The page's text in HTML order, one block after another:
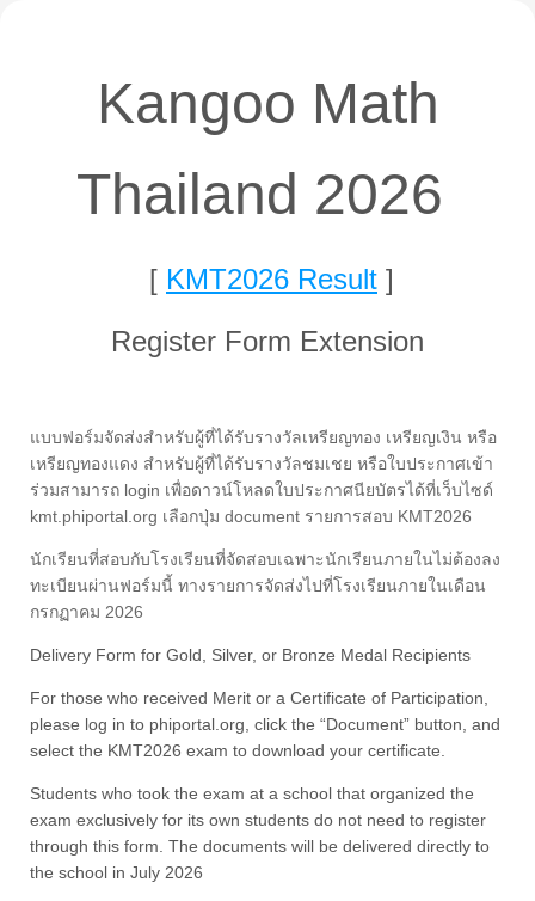
Kangoo Math
Thailand 2026
[ KMT2026 Result ]
Register Form Extension
แบบฟอร์มจัดส่งสำหรับผู้ที่ได้รับรางวัลเหรียญทอง เหรียญเงิน หรือ
เหรียญทองแดง สำหรับผู้ที่ได้รับรางวัลชมเชย หรือใบประกาศเข้า
ร่วมสามารถ login เพื่อดาวน์โหลดใบประกาศนียบัตรได้ที่เว็บไซด์
kmt.phiportal.org เลือกปุ่ม document รายการสอบ KMT2026
นักเรียนที่สอบกับโรงเรียนที่จัดสอบเฉพาะนักเรียนภายในไม่ต้องลง
ทะเบียนผ่านฟอร์มนี้ ทางรายการจัดส่งไปที่โรงเรียนภายในเดือน
กรกฏาคม 2026
Delivery Form for Gold, Silver, or Bronze Medal Recipients
For those who received Merit or a Certificate of Participation,
please log in to phiportal.org, click the “Document” button, and
select the KMT2026 exam to download your certificate.
Students who took the exam at a school that organized the
exam exclusively for its own students do not need to register
through this form. The documents will be delivered directly to
the school in July 2026